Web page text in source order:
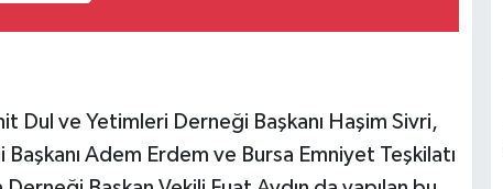
Dul ve Yetimleri Derneği Başkanı Haşim Sivri,
Adem Erdem ve Bursa Emniyet Teşkilatı